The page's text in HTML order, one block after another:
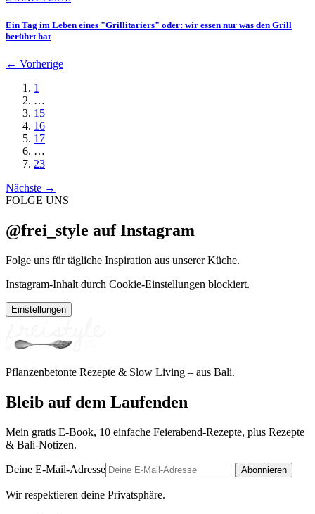
Ein Tag im Leben eines "Grillitariers" oder: wir essen nur was den Grill
berührt hat
← Vorherige
1
…
15
16
17
…
23
Nächste →
FOLGE UNS
@frei_style auf Instagram
Folge uns für tägliche Inspiration aus unserer Küche.
Instagram-Inhalt durch Cookie-Einstellungen blockiert.
Einstellungen
Pflanzenbetonte Rezepte & Slow Living – aus Bali.
Bleib auf dem Laufenden
Mein gratis E-Book, 10 einfache Feierabend-Rezepte, plus Rezepte
& Bali-Notizen.
Deine E-Mail-Adresse Abonnieren
Wir respektieren deine Privatsphäre.